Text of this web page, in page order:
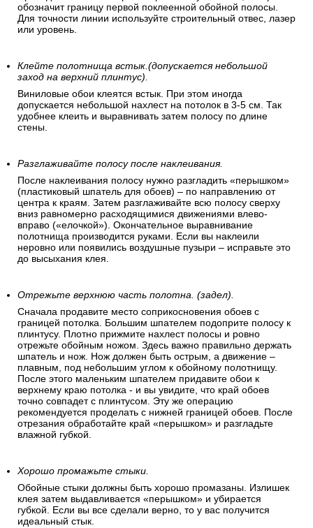
обозначит границу первой поклеенной обойной полосы.
Для точности линии используйте строительный отвес, лазер
или уровень.
Клейте полотнища встык.(допускается небольшой
заход на верхний плинтус).
Виниловые обои клеятся встык. При этом иногда
допускается небольшой нахлест на потолок в 3-5 см. Так
удобнее клеить и выравнивать затем полосу по длине
стены.
Разглаживайте полосу после наклеивания.
После наклеивания полосу нужно разгладить «перышком»
(пластиковый шпатель для обоев) – по направлению от
центра к краям. Затем разглаживайте всю полосу сверху
вниз равномерно расходящимися движениями влево-
вправо («елочкой»). Окончательное выравнивание
полотнища производится руками. Если вы наклеили
неровно или появились воздушные пузыри – исправьте это
до высыхания клея.
Отрежьте верхнюю часть полотна. (задел).
Сначала продавите место соприкосновения обоев с
границей потолка. Большим шпателем подоприте полосу к
плинтусу. Плотно прижмите нахлест полосы и ровно
отрежьте обойным ножом. Здесь важно правильно держать
шпатель и нож. Нож должен быть острым, а движение –
плавным, под небольшим углом к обойному полотнищу.
После этого маленьким шпателем придавите обои к
верхнему краю потолка - и вы увидите, что край обоев
точно совпадет с плинтусом. Эту же операцию
рекомендуется проделать с нижней границей обоев. После
отрезания обработайте край «перышком» и разгладьте
влажной губкой.
Хорошо промажьте стыки.
Обойные стыки должны быть хорошо промазаны. Излишек
клея затем выдавливается «перышком» и убирается
губкой. Если вы все сделали верно, то у вас получится
идеальный стык.